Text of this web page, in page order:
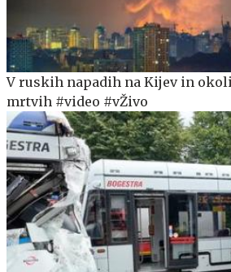
V ruskih napadih na Kijev in
mrtvih #video #vŽivo